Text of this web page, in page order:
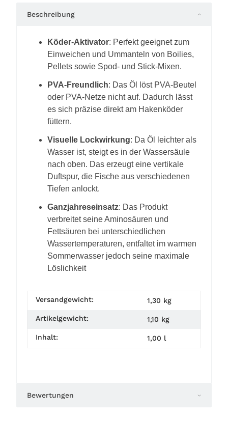
Beschreibung
Köder-Aktivator: Perfekt geeignet zum
Einweichen und Ummanteln von Boilies,
Pellets sowie Spod- und Stick-Mixen.
PVA-Freundlich: Das Öl löst PVA-Beutel
oder PVA-Netze nicht auf. Dadurch lässt
es sich präzise direkt am Hakenköder
füttern.
Visuelle Lockwirkung: Da Öl leichter als
Wasser ist, steigt es in der Wassersäule
nach oben. Das erzeugt eine vertikale
Duftspur, die Fische aus verschiedenen
Tiefen anlockt.
Ganzjahreseinsatz: Das Produkt
verbreitet seine Aminosäuren und
Fettsäuren bei unterschiedlichen
Wassertemperaturen, entfaltet im warmen
Sommerwasser jedoch seine maximale
Löslichkeit
Versandgewicht: 1,30 kg
Artikelgewicht: 1,10 kg
Inhalt: 1,00 l
Bewertungen